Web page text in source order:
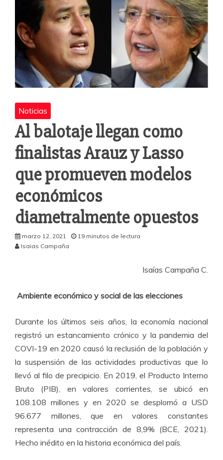
Noticias
Al balotaje llegan como
finalistas Arauz y Lasso
que promueven modelos
económicos
diametralmente opuestos
marzo 12, 2021
19 minutos de lectura
Isaias Campaña
Isaías Campaña C.
Ambiente económico y social de las elecciones
Durante los últimos seis años, la economía nacional
registró un estancamiento crónico y la pandemia del
COVI-19 en 2020 causó la reclusión de la población y
la suspensión de las actividades productivas que lo
llevó al filo de precipicio. En 2019, el Producto Interno
Bruto (PIB), en valores corrientes, se ubicó en
108.108 millones y en 2020 se desplomó a USD
96.677 millones, que en valores constantes
representa una contracción de 8,9% (BCE, 2021).
Hecho inédito en la historia económica del país.